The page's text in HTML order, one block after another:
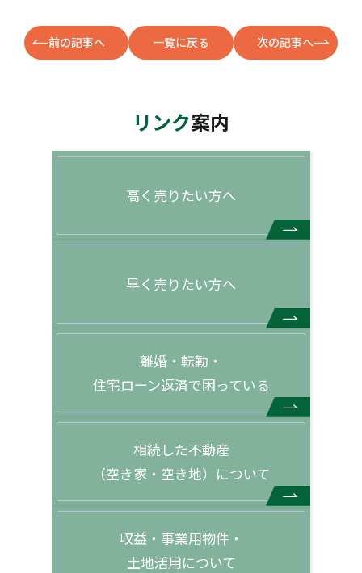
前の記事へ 一覧に戻る 次の記事へ
リンク案内
高く売りたい方へ
早く売りたい方へ
離婚・転勤・
住宅ローン返済で困っている
相続した不動産
（空き家・空き地）について
収益・事業用物件・
土地活用について